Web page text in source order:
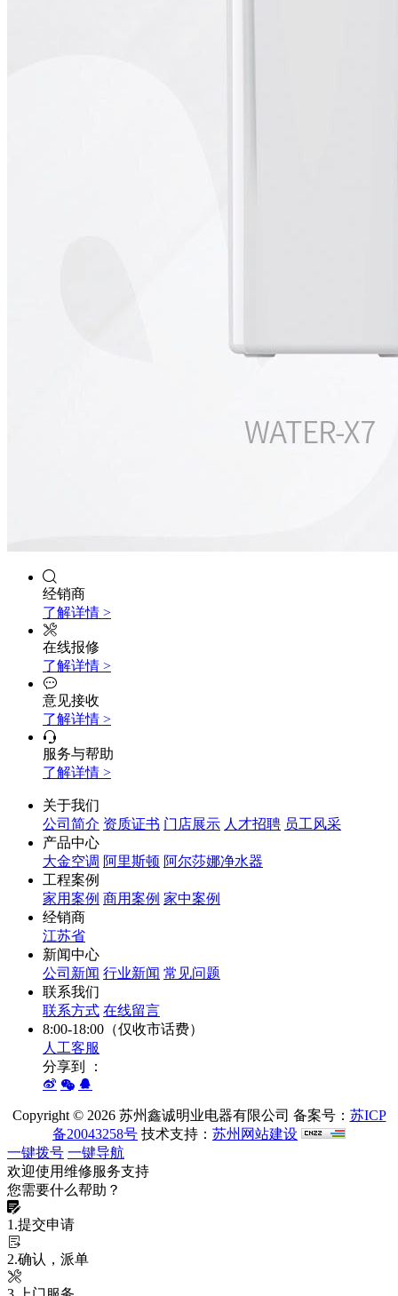
经销商
了解详情 >
在线报修
了解详情 >
意见接收
了解详情 >
服务与帮助
了解详情 >
关于我们
公司简介 资质证书 门店展示 人才招聘 员工风采
产品中心
大金空调 阿里斯顿 阿尔莎娜净水器
工程案例
家用案例 商用案例 家中案例
经销商
江苏省
新闻中心
公司新闻 行业新闻 常见问题
联系我们
联系方式 在线留言
8:00-18:00（仅收市话费）
人工客服
分享到 ：
Copyright © 2026 苏州鑫诚明业电器有限公司 备案号： 苏ICP
备20043258号 技术支持： 苏州网站建设
一键拨号 一键导航
欢迎使用维修服务支持
您需要什么帮助？
1.提交申请
2.确认，派单